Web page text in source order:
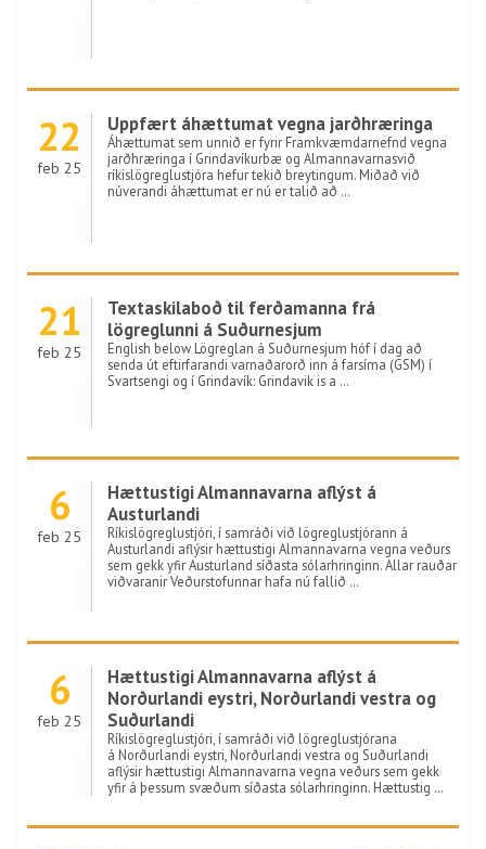
22
feb 25
Uppfært áhættumat vegna jarðhræringa
Áhættumat sem unnið er fyrir Framkvæmdarnefnd vegna
jarðhræringa í Grindavíkurbæ og Almannavarnasvið
ríkislögreglustjóra hefur tekið breytingum. Miðað við
núverandi áhættumat er nú er talið að …
21
feb 25
Textaskilaboð til ferðamanna frá
lögreglunni á Suðurnesjum
English below Lögreglan á Suðurnesjum hóf í dag að
senda út eftirfarandi varnaðarorð inn á farsíma (GSM) í
Svartsengi og í Grindavík: Grindavik is a …
6
feb 25
Hættustigi Almannavarna aflýst á
Austurlandi
Ríkislögreglustjóri, í samráði við lögreglustjórann á
Austurlandi aflýsir hættustigi Almannavarna vegna veðurs
sem gekk yfir Austurland síðasta sólarhringinn. Allar rauðar
viðvaranir Veðurstofunnar hafa nú fallið …
6
feb 25
Hættustigi Almannavarna aflýst á
Norðurlandi eystri, Norðurlandi vestra og
Suðurlandi
Ríkislögreglustjóri, í samráði við lögreglustjórana
á Norðurlandi eystri, Norðurlandi vestra og Suðurlandi
aflýsir hættustigi Almannavarna vegna veðurs sem gekk
yfir á þessum svæðum síðasta sólarhringinn. Hættustig …